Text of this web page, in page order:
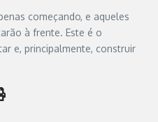
começando, e aqueles
à frente. Este é o
e, principalmente, construir